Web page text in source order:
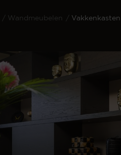
Bijzettafels
/ Wandmeubelen / Vakkenkasten